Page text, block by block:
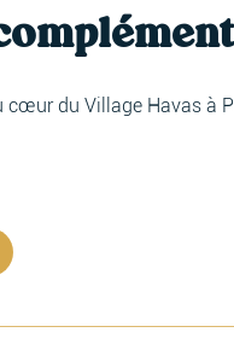
du Village Havas à